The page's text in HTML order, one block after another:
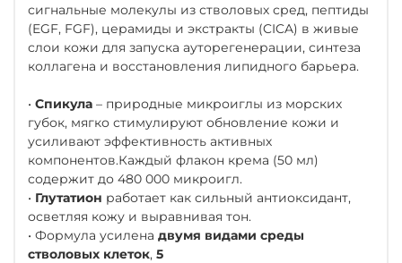
сигнальные молекулы из стволовых сред, пептиды
(EGF, FGF), церамиды и экстракты (CICA) в живые
слои кожи для запуска ауторегенерации, синтеза
коллагена и восстановления липидного барьера.
• Спикула – природные микроиглы из морских
губок, мягко стимулируют обновление кожи и
усиливают эффективность активных
компонентов.Каждый флакон крема (50 мл)
содержит до 480 000 микроигл.
• Глутатион работает как сильный антиоксидант,
осветляя кожу и выравнивая тон.
• Формула усилена двумя видами среды
стволовых клеток, 5